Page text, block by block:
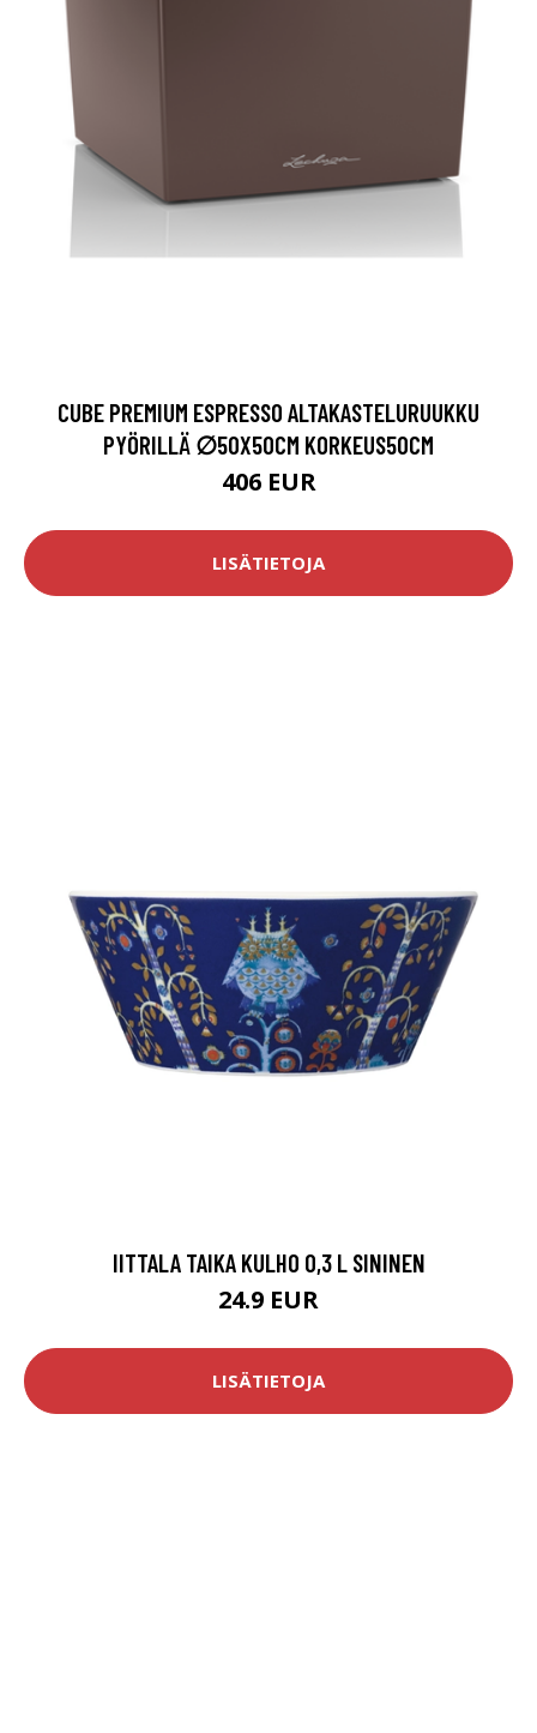
CUBE PREMIUM ESPRESSO ALTAKASTELURUUKKU
PYÖRILLÄ ∅50X50CM KORKEUS50CM
406 EUR
LISÄTIETOJA
IITTALA TAIKA KULHO 0,3 L SININEN
24.9 EUR
LISÄTIETOJA